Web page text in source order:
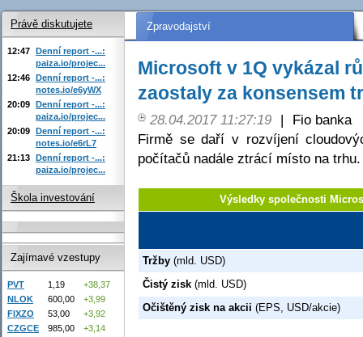
Zpravodajství
Microsoft v 1Q vykázal
zaostaly za konsensem
28.04.2017 11:27:19 |
Fio banka
Firmě se daří v rozvíjení
počítačů nadále ztrácí místo na trhu.
Výsledky společnosti
Tržby (mld. USD)
Čistý zisk (mld. USD)
Očištěný zisk na akcii (EPS, USD/akcie)
Právě diskutujete
12:47 Denní report -...:
paiza.io/projec...
12:46 Denní report -...:
notes.io/e6yWX
20:09 Denní report -...:
paiza.io/projec...
20:09 Denní report -...:
notes.io/e6rL7
21:13 Denní report -...:
paiza.io/projec...
Škola investování
Zajímavé vzestupy
PVT 1,19
+38,37
NLOK
600,00
+3,99
FIXZO
53,00
+3,92
CZGCE
985,00
+3,14